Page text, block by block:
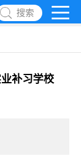
搜索
补习学校